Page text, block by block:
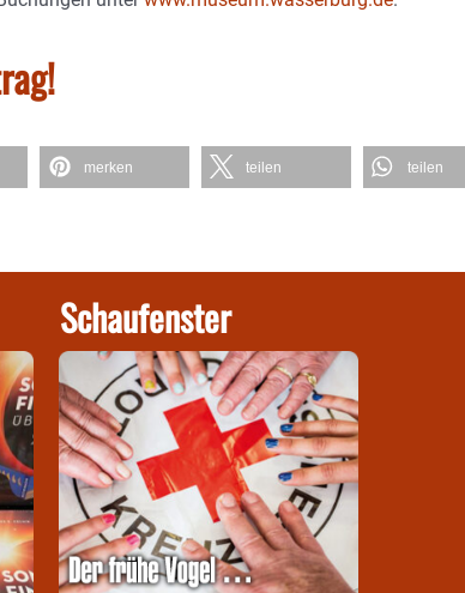
merken teilen teilen
Schaufenster